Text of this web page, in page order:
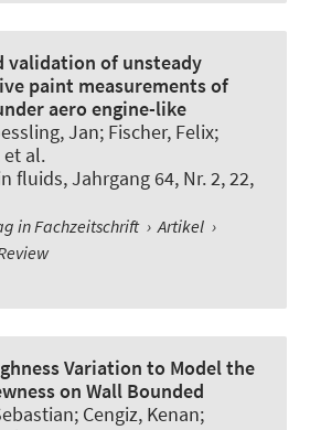
validation of unsteady
paint measurements of
aero engine-like
Jan; Fischer, Felix;
et al.
fluids, Jahrgang 64, Nr. 2, 22,
in Fachzeitschrift › Artikel ›
Variation to Model the
on Wall Bounded
Cengiz, Kenan;